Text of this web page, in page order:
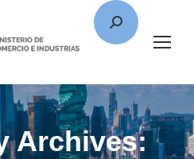
Archives: